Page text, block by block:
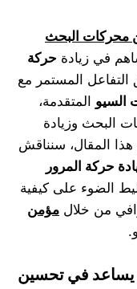
محركات البحث
في زيادة حركة
التفاعل المستمر مع
السيو المتقدمة،
البحث وزيادة
المقال، سنناقش
حركة المرور
الضوء على كيفية
من خلال مؤمن
يساعد في تحسين